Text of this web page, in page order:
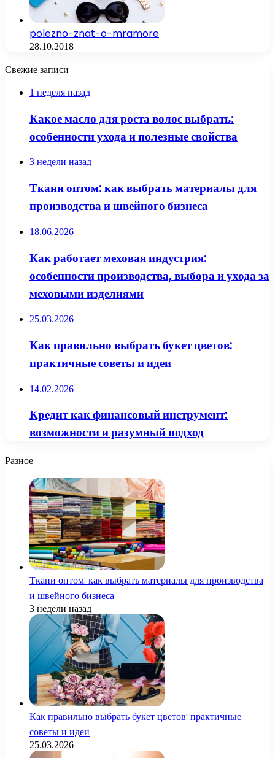
polezno-znat-o-mramore
28.10.2018
Свежие записи
1 неделя назад
Какое масло для роста волос выбрать:
особенности ухода и полезные свойства
3 недели назад
Ткани оптом: как выбрать материалы для
производства и швейного бизнеса
18.06.2026
Как работает меховая индустрия:
особенности производства, выбора и ухода за
меховыми изделиями
25.03.2026
Как правильно выбрать букет цветов:
практичные советы и идеи
14.02.2026
Кредит как финансовый инструмент:
возможности и разумный подход
Разное
Ткани оптом: как выбрать материалы для производства
и швейного бизнеса
3 недели назад
Как правильно выбрать букет цветов: практичные
советы и идеи
25.03.2026